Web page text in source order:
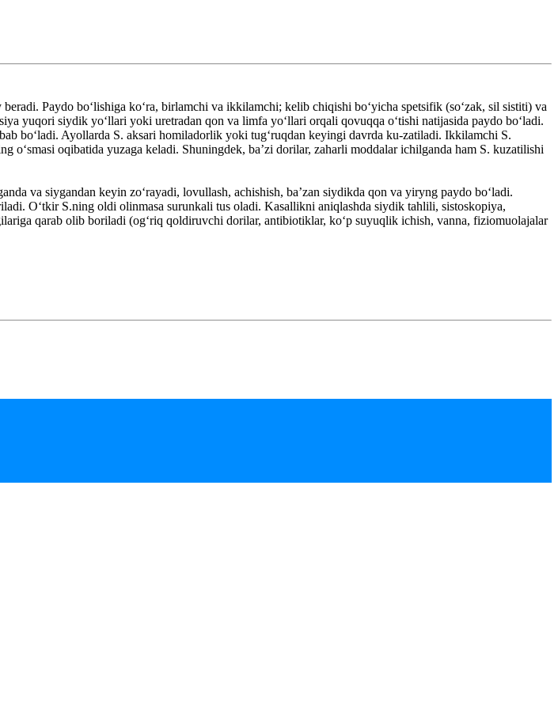
Paydo boʻlishiga koʻra, birlamchi va ikkilamchi; kelib chiqishi boʻyicha spetsifik (soʻzak, sil sistiti) va
yuqori siydik yoʻllari yoki uretradan qon va limfa yoʻllari orqali qovuqqa oʻtishi natijasida paydo boʻladi.
boʻladi. Ayollarda S. aksari homiladorlik yoki tugʻruqdan keyingi davrda ku-zatiladi. Ikkilamchi S.
oʻsmasi oqibatida yuzaga keladi. Shuningdek, baʼzi dorilar, zaharli moddalar ichilganda ham S. kuzatilishi
va siygandan keyin zoʻrayadi, lovullash, achishish, baʼzan siydikda qon va yiryng paydo boʻladi.
Oʻtkir S.ning oldi olinmasa surunkali tus oladi. Kasallikni aniqlashda siydik tahlili, sistoskopiya,
qarab olib boriladi (ogʻriq qoldiruvchi dorilar, antibiotiklar, koʻp suyuqlik ichish, vanna, fiziomuolajalar